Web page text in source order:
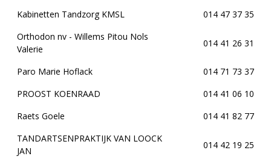
Kabinetten Tandzorg KMSL
014 47 37 35
Orthodon nv - Willems Pitou Nols
Valerie
014 41 26 31
Paro Marie Hoflack
014 71 73 37
PROOST KOENRAAD
014 41 06 10
Raets Goele
014 41 82 77
TANDARTSENPRAKTIJK VAN LOOCK
JAN
014 42 19 25